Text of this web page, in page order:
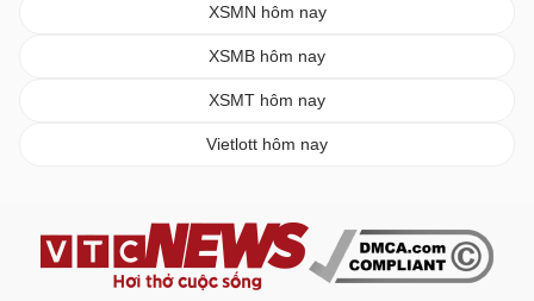
XSMN hôm nay
XSMB hôm nay
XSMT hôm nay
Vietlott hôm nay